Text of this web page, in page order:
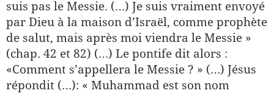
suis pas le Messie. (…) Je suis vraiment envoyé
par Dieu à la maison d’Israël, comme prophète
de salut, mais après moi viendra le Messie »
(chap. 42 et 82) (…) Le pontife dit alors :
«Comment s’appellera le Messie ? » (…) Jésus
répondit (…): « Muhammad est son nom